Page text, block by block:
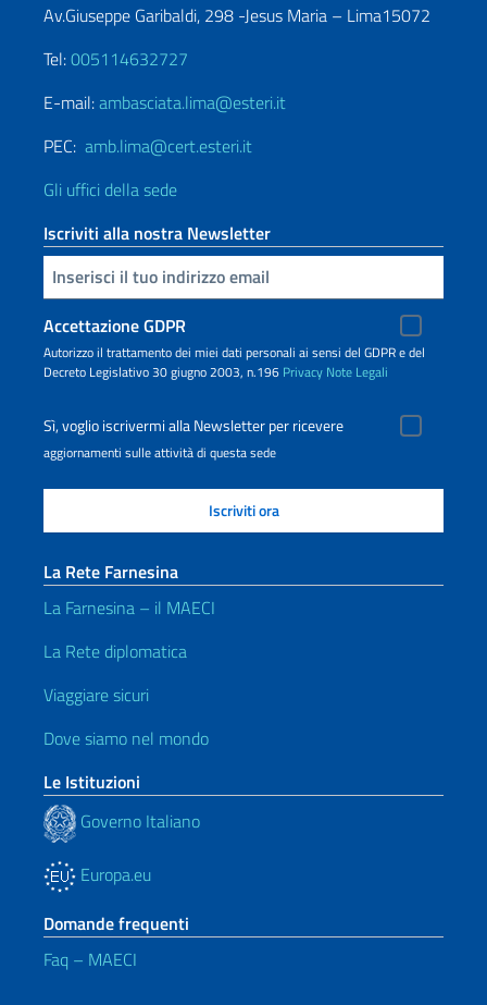
Av.Giuseppe Garibaldi, 298 -Jesus Maria – Lima15072
Tel:005114632727
E-mail:ambasciata.lima@esteri.it
PEC: amb.lima@cert.esteri.it
Gli uffici della sede
Iscriviti alla nostra Newsletter
Inserisci la tua email
Accettazione GDPR
Autorizzo il trattamento dei miei dati personali ai sensi del GDPR e del
Decreto Legislativo 30 giugno 2003, n.196 Privacy Note Legali
Sì, voglio iscrivermi alla Newsletter per ricevere
aggiornamenti sulle attività di questa sede
La Rete Farnesina
La Farnesina – il MAECI
La Rete diplomatica
Viaggiare sicuri
Dove siamo nel mondo
Le Istituzioni
Governo Italiano
Europa.eu
Domande frequenti
Faq – MAECI